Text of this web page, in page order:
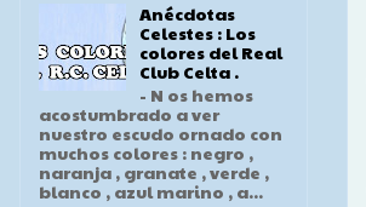
Anécdotas
Celestes : Los
colores del Real
Club Celta .
- N os hemos
acostumbrado a ver
nuestro escudo ornado con
muchos colores : negro ,
naranja , granate , verde ,
blanco , azul marino , a...